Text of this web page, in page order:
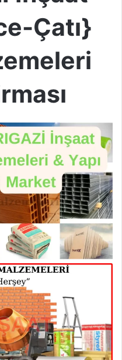
Çatı}